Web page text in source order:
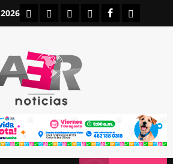
INICIOIRAPUATO
ESTATALES
NACIONALES
FACEBOOK